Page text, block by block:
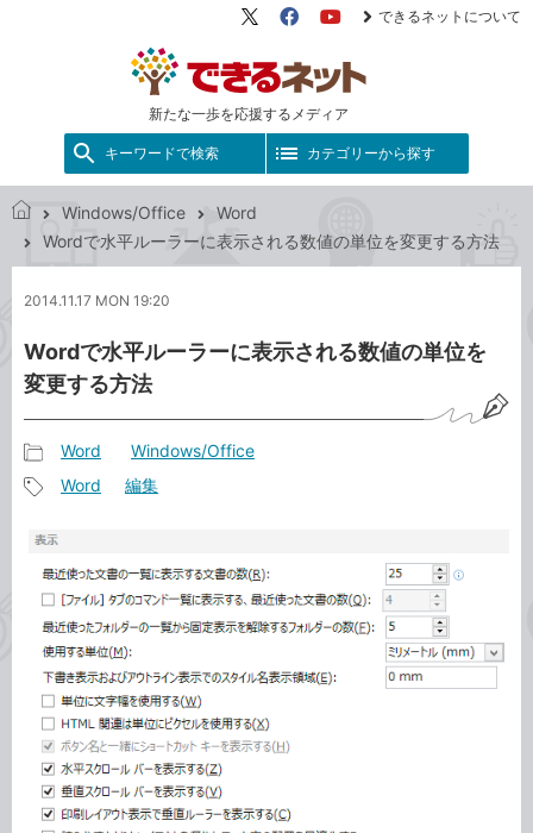
新たな一歩を応援するメディア
X（旧
FacebookYouTube
できるネットについて
キーワードで検索 カテゴリーから探す
で
ネ
ト
Windows/Office
Word
Wordで水平ルーラーに表示される数値の単位を変更する方法
2014.11.17 MON 19:20
Wordで水平ルーラーに表示される数値の単位を
変更する方法
事
カ
ゴ
リ
Word Windows/Office
事
タ
グ
Word 編集